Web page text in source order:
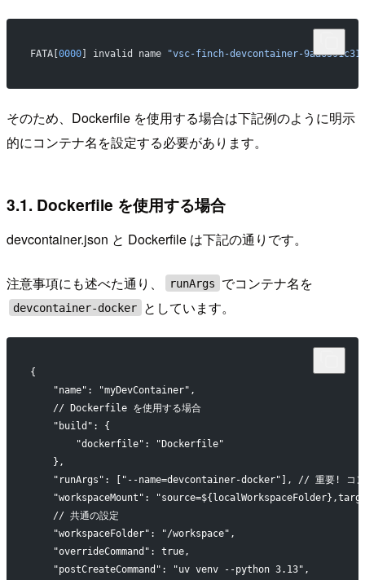
FATA[ 0000] invalid name "vsc-finch-devcontainer-
そのため、Dockerfile を使用する場合は下記例のように明示
的にコンテナ名を設定する必要があります。
3.1. Dockerfile を使用する場合
devcontainer.json と Dockerfile は下記の通りです。
注意事項にも述べた通り、 runArgs でコンテナ名を
devcontainer-docker としています。
{
    "name": "myDevContainer",
    // Dockerfile を使用する場合
    "build": {
        "dockerfile": "Dockerfile"
    },
"runArgs": ["--name=devcontainer-docker"], // 重要! コン
"workspaceMount":
    // 共通の設定
    "workspaceFolder": "/workspace",
    "overrideCommand": true,
    "postCreateCommand": "uv venv --python 3.13",